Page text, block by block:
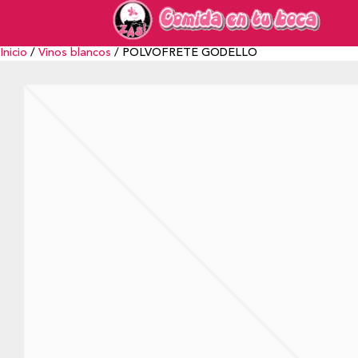
Inicio / Vinos blancos / POLVOFRETE GODELLO